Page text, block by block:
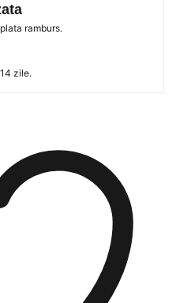
ramburs.
zile.